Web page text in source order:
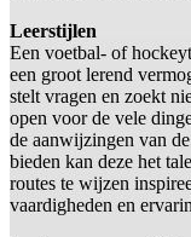
Leerstijlen
Een voetbal- of
een groot lerend
stelt vragen en zoekt
open voor de vele
de aanwijzingen van
bieden kan deze het
routes te wijzen
vaardigheden en